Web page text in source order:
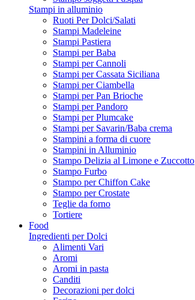
Stampi in alluminio
Ruoti Per Dolci/Salati
Stampi Madeleine
Stampi Pastiera
Stampi per Baba
Stampi per Cannoli
Stampi per Cassata Siciliana
Stampi per Ciambella
Stampi per Pan Brioche
Stampi per Pandoro
Stampi per Plumcake
Stampi per Savarin/Baba crema
Stampini a forma di cuore
Stampini in Alluminio
Stampo Delizia al Limone e Zuccotto
Stampo Furbo
Stampo per Chiffon Cake
Stampo per Crostate
Teglie da forno
Tortiere
Food
Ingredienti per Dolci
Alimenti Vari
Aromi
Aromi in pasta
Canditi
Decorazioni per dolci